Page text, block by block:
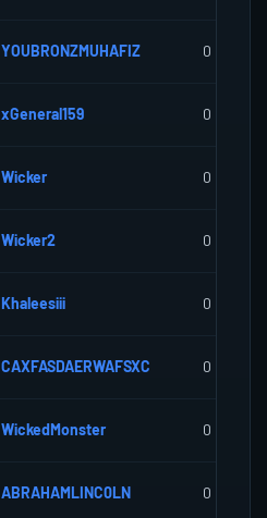
YOUBRONZMUHAFIZ 0
xGeneral159 0
Wicker 0
Wicker2 0
Khaleesiii 0
CAXFASDAERWAFSXC 0
WickedMonster 0
ABRAHAMLINC0LN 0